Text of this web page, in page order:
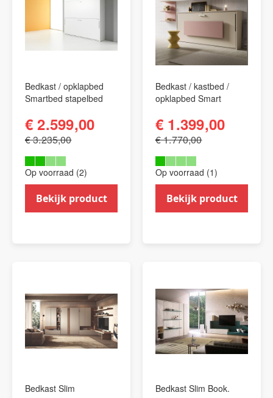
Bedkast / opklapbed
Smartbed stapelbed
€ 2.599,00
€ 3.235,00
Op voorraad (2)
Bekijk product
Bedkast / kastbed /
opklapbed Smart
€ 1.399,00
€ 1.770,00
Op voorraad (1)
Bekijk product
Bedkast Slim Bedkast Slim Book.